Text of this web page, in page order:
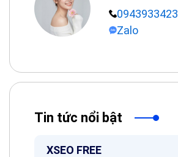
0943933423
Zalo
Tin tức nổi bật
XSEO FREE